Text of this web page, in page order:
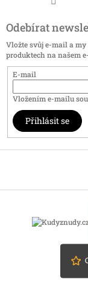
Odebírat
Vložte svůj e-mail a
produktech na našem
E-mail
Vložením e-mailu
Přihlásit se